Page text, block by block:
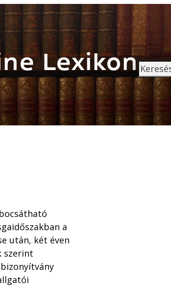
Lexikon Keresés
a
után, két éven
szerint